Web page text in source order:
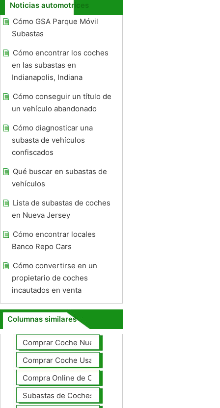
Noticias automotrices
Cómo GSA Parque Móvil
Subastas
Cómo encontrar los coches
en las subastas en
Indianapolis, Indiana
Cómo conseguir un título de
un vehículo abandonado
Cómo diagnosticar una
subasta de vehículos
confiscados
Qué buscar en subastas de
vehículos
Lista de subastas de coches
en Nueva Jersey
Cómo encontrar locales
Banco Repo Cars
Cómo convertirse en un
propietario de coches
incautados en venta
Columnas similares
Comprar Coche Nuevo
Comprar Coche Usado
Compra Online de Coches
Subastas de Coches